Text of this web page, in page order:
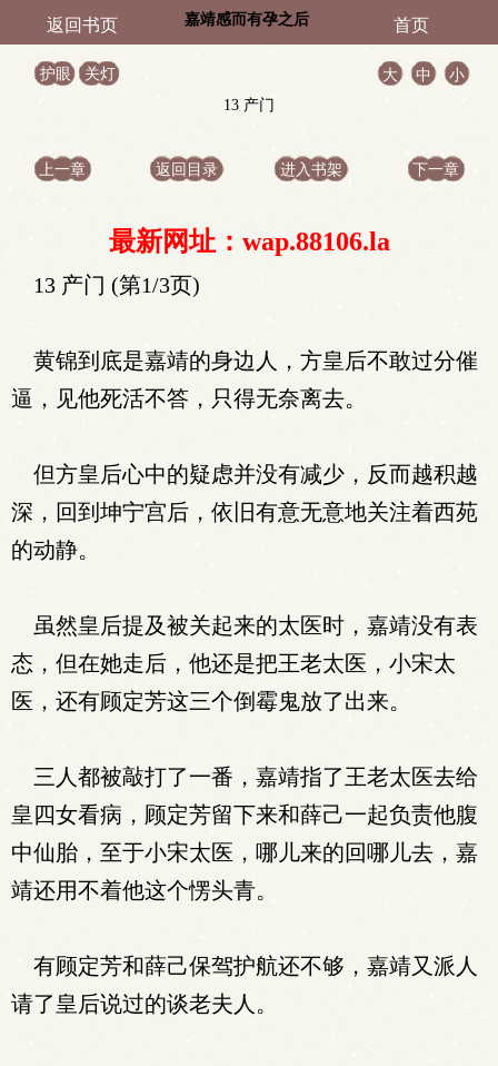
返回书页 嘉靖感而有孕之后 首页
护眼 关灯 大 中
小
13 产门
上一章 返回目录 进入书架 下一章
最新网址：wap.88106.la
13 产门 (第1/3页)
黄锦到底是嘉靖的身边人，方皇后不敢过分催
逼，见他死活不答，只得无奈离去。
但方皇后心中的疑虑并没有减少，反而越积越
深，回到坤宁宫后，依旧有意无意地关注着西苑
的动静。
虽然皇后提及被关起来的太医时，嘉靖没有表
态，但在她走后，他还是把王老太医，小宋太
医，还有顾定芳这三个倒霉鬼放了出来。
三人都被敲打了一番，嘉靖指了王老太医去给
皇四女看病，顾定芳留下来和薛己一起负责他腹
中仙胎，至于小宋太医，哪儿来的回哪儿去，嘉
靖还用不着他这个愣头青。
有顾定芳和薛己保驾护航还不够，嘉靖又派人
请了皇后说过的谈老夫人。